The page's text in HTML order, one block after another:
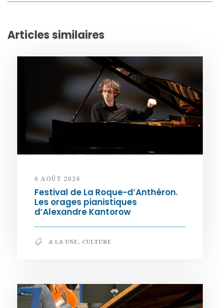
Articles similaires
6 AOÛT 2026
Festival de La Roque-d’Anthéron.
Les orages pianistiques
d’Alexandre Kantorow
A LA UNE, CULTURE